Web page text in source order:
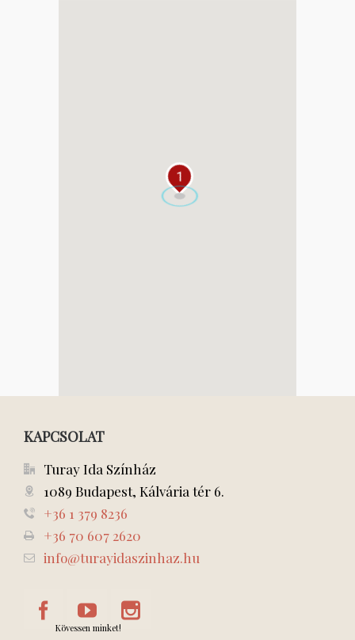
1
KAPCSOLAT
Turay Ida Színház
1089 Budapest, Kálvária tér 6.
+36 1 379 8236
+36 70 607 2620
info@turayidaszinhaz.hu
Kövessen minket!